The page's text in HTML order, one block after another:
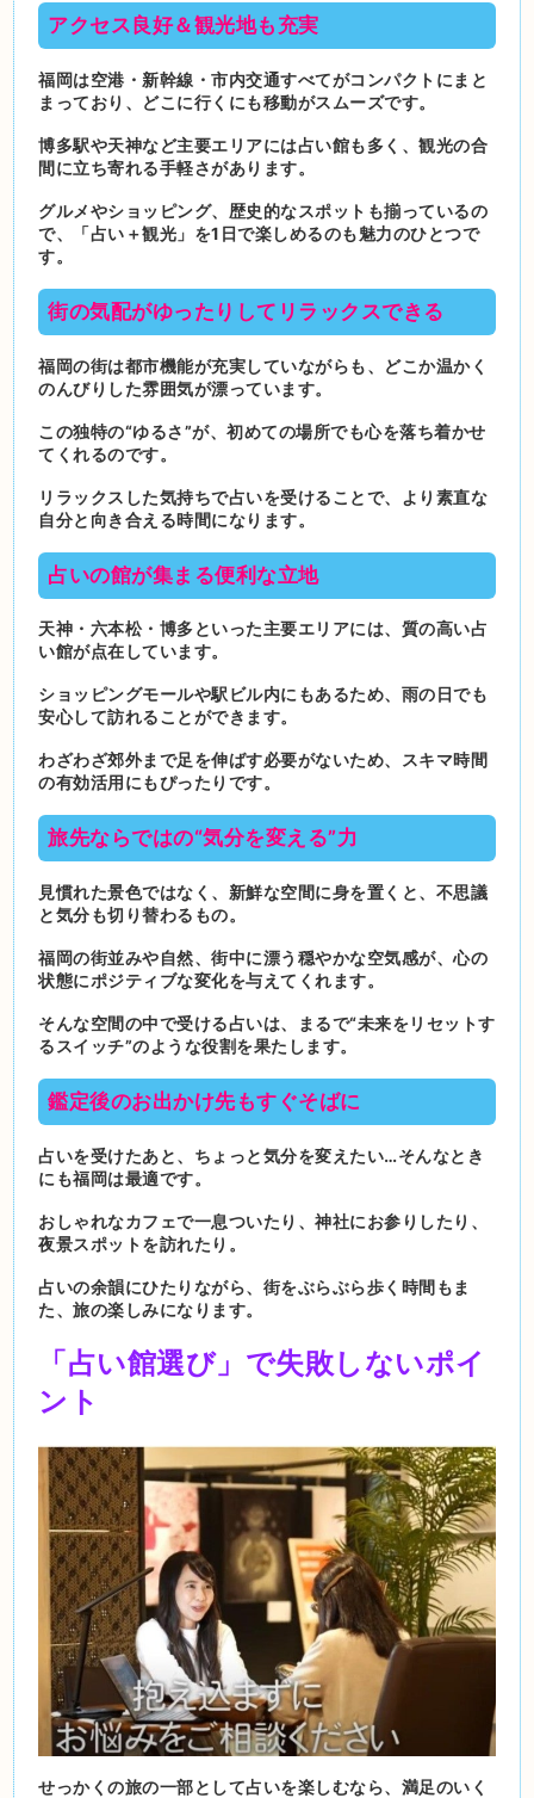
アクセス良好＆観光地も充実
福岡は空港・新幹線・市内交通すべてがコンパクトにまと
まっており、どこに行くにも移動がスムーズです。
博多駅や天神など主要エリアには占い館も多く、観光の合
間に立ち寄れる手軽さがあります。
グルメやショッピング、歴史的なスポットも揃っているの
で、「占い＋観光」を1日で楽しめるのも魅力のひとつで
す。
街の気配がゆったりしてリラックスできる
福岡の街は都市機能が充実していながらも、どこか温かく
のんびりした雰囲気が漂っています。
この独特の“ゆるさ”が、初めての場所でも心を落ち着かせ
てくれるのです。
リラックスした気持ちで占いを受けることで、より素直な
自分と向き合える時間になります。
占いの館が集まる便利な立地
天神・六本松・博多といった主要エリアには、質の高い占
い館が点在しています。
ショッピングモールや駅ビル内にもあるため、雨の日でも
安心して訪れることができます。
わざわざ郊外まで足を伸ばす必要がないため、スキマ時間
の有効活用にもぴったりです。
旅先ならではの“気分を変える”力
見慣れた景色ではなく、新鮮な空間に身を置くと、不思議
と気分も切り替わるもの。
福岡の街並みや自然、街中に漂う穏やかな空気感が、心の
状態にポジティブな変化を与えてくれます。
そんな空間の中で受ける占いは、まるで“未来をリセットす
るスイッチ”のような役割を果たします。
鑑定後のお出かけ先もすぐそばに
占いを受けたあと、ちょっと気分を変えたい…そんなとき
にも福岡は最適です。
おしゃれなカフェで一息ついたり、神社にお参りしたり、
夜景スポットを訪れたり。
占いの余韻にひたりながら、街をぶらぶら歩く時間もま
た、旅の楽しみになります。
「占い館選び」で失敗しないポイ
ント
せっかくの旅の一部として占いを楽しむなら、満足のいく